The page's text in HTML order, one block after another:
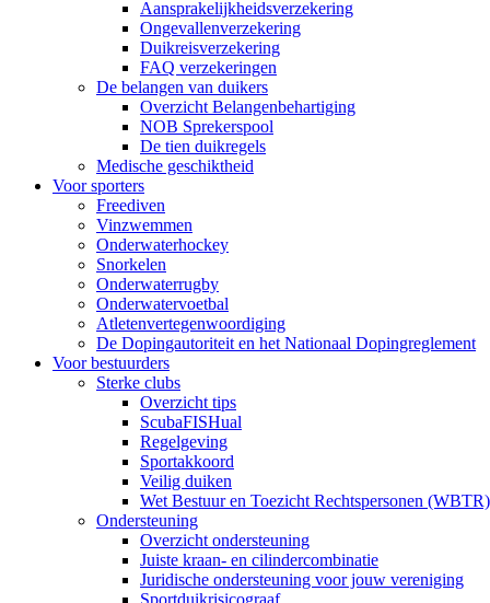
Aansprakelijkheidsverzekering
Ongevallenverzekering
Duikreisverzekering
FAQ verzekeringen
De belangen van duikers
Overzicht Belangenbehartiging
NOB Sprekerspool
De tien duikregels
Medische geschiktheid
Voor sporters
Freediven
Vinzwemmen
Onderwaterhockey
Snorkelen
Onderwaterrugby
Onderwatervoetbal
Atletenvertegenwoordiging
De Dopingautoriteit en het Nationaal Dopingreglement
Voor bestuurders
Sterke clubs
Overzicht tips
ScubaFISHual
Regelgeving
Sportakkoord
Veilig duiken
Wet Bestuur en Toezicht Rechtspersonen (WBTR)
Ondersteuning
Overzicht ondersteuning
Juiste kraan- en cilindercombinatie
Juridische ondersteuning voor jouw vereniging
Sportduikrisicograaf